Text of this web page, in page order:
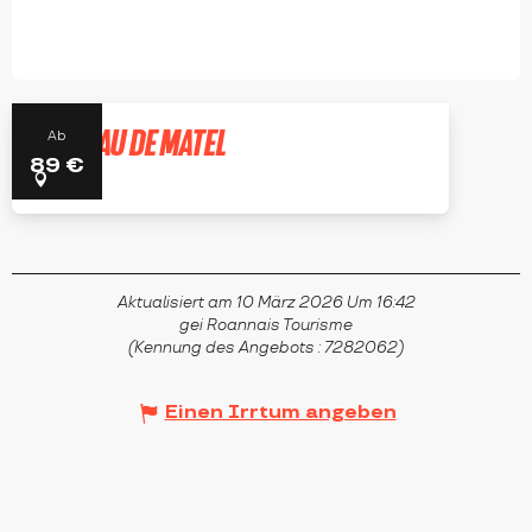
Ab
89 €
CHÂTEAU DE MATEL
ROANNE
Aktualisiert am 10 März 2026 Um 16:42
gei Roannais Tourisme
(Kennung des Angebots :7282062)
Einen Irrtum angeben